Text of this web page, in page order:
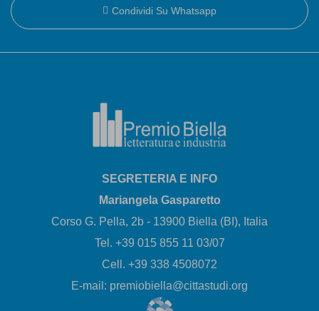
Condividi Su Whatsapp
SEGRETERIA E INFO
Mariangela Gasparetto
Corso G. Pella, 2b - 13900 Biella (BI), Italia
Tel. +39 015 855 11 03/07
Cell. +39 338 4508072
E-mail: premiobiella@cittastudi.org